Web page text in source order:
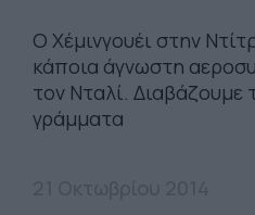
Ο Χέμινγουέι στην
κάποια άγνωστη
τον Νταλί. Διαβάζουμε
γράμματα